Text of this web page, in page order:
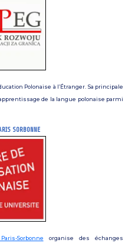
Polonaise à l’Étranger. Sa principale
de la langue polonaise parmi
SORBONNE
Sorbonne organise des échanges